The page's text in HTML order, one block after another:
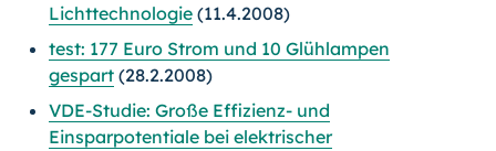
Lichttechnologie (11.4.2008)
test: 177 Euro Strom und 10 Glühlampen
gespart (28.2.2008)
VDE-Studie: Große Effizienz- und
Einsparpotentiale bei elektrischer